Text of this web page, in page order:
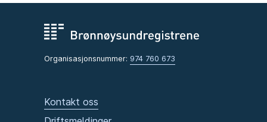
Organisasjonsnummer: 974 760 673
Kontakt oss